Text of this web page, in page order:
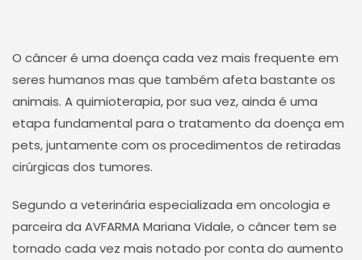
O câncer é uma doença cada vez mais frequente em
seres humanos mas que também afeta bastante os
animais. A quimioterapia, por sua vez, ainda é uma
etapa fundamental para o tratamento da doença em
pets, juntamente com os procedimentos de retiradas
cirúrgicas dos tumores.
Segundo a veterinária especializada em oncologia e
parceira da AVFARMA Mariana Vidale, o câncer tem se
tornado cada vez mais notado por conta do aumento